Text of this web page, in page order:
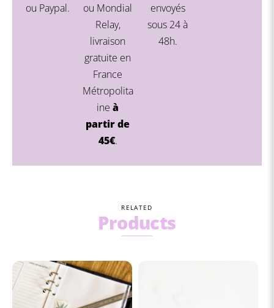
ou Paypal.
ou Mondial
Relay,
livraison
gratuite en
France
Métropolita
ine à
partir de
45€.
envoyés
sous 24 à
48h.
RELATED
Products